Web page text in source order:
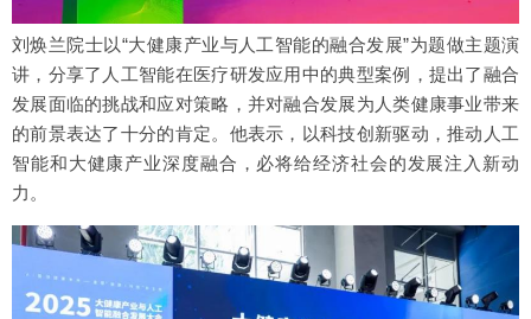
刘焕兰院士以“大健康产业与人工智能的融合发展”为题做主题演
讲，分享了人工智能在医疗研发应用中的典型案例，提出了融合
发展面临的挑战和应对策略，并对融合发展为人类健康事业带来
的前景表达了十分的肯定。他表示，以科技创新驱动，推动人工
智能和大健康产业深度融合，必将给经济社会的发展注入新动
力。